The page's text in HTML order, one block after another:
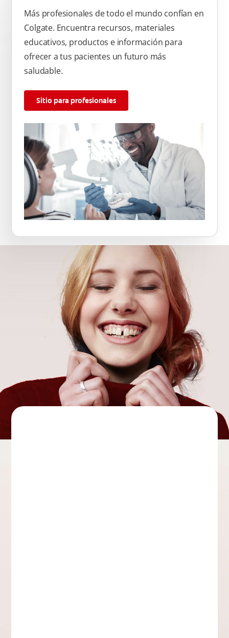
Más profesionales de todo el mundo confían en
Colgate. Encuentra recursos, materiales
educativos, productos e información para
ofrecer a tus pacientes un futuro más
saludable.
Sitio para profesionales